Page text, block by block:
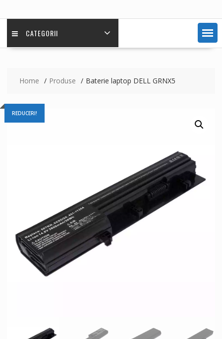
CATEGORII
Home Produse Baterie laptop DELL GRNX5
REDUCERI!